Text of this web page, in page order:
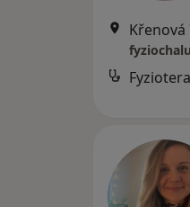
Křenová